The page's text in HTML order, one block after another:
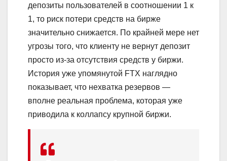
депозиты пользователей в соотношении 1 к
1, то риск потери средств на бирже
значительно снижается. По крайней мере нет
угрозы того, что клиенту не вернут депозит
просто из-за отсутствия средств у биржи.
История уже упомянутой FTX наглядно
показывает, что нехватка резервов —
вполне реальная проблема, которая уже
приводила к коллапсу крупной биржи.